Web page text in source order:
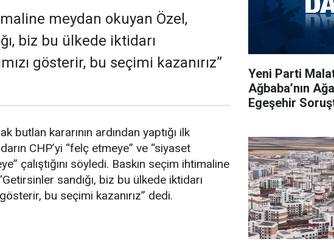
meydan okuyan Özel,
biz bu ülkede iktidarı
gösterir, bu seçimi kazanırız”
butlan kararının ardından yaptığı ilk
CHP’yi “felç etmeye” ve “siyaset
çalıştığını söyledi. Baskın seçim ihtimaline
sandığı, biz bu ülkede iktidarı
bu seçimi kazanırız” dedi.
Yeni Parti
Ağbaba’nın
Egeşehir